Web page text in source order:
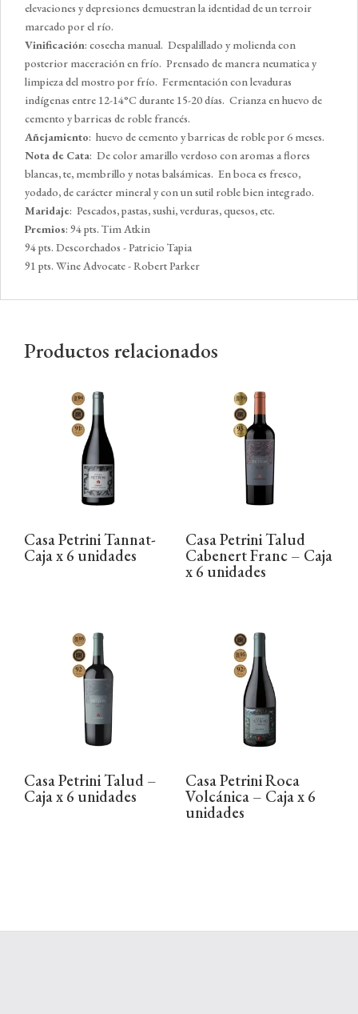
elevaciones y depresiones demuestran la identidad de un terroir
marcado por el río.
Vinificación: cosecha manual. Despalillado y molienda con
posterior maceración en frío. Prensado de manera neumatica y
limpieza del mostro por frío. Fermentación con levaduras
indígenas entre 12-14°C durante 15-20 días. Crianza en huevo de
cemento y barricas de roble francés.
Añejamiento: huevo de cemento y barricas de roble por 6 meses.
Nota de Cata: De color amarillo verdoso con aromas a flores
blancas, te, membrillo y notas balsámicas. En boca es fresco,
yodado, de carácter mineral y con un sutil roble bien integrado.
Maridaje: Pescados, pastas, sushi, verduras, quesos, etc.
Premios: 94 pts. Tim Atkin
94 pts. Descorchados - Patricio Tapia
91 pts. Wine Advocate - Robert Parker
Productos relacionados
Casa Petrini Tannat-
Caja x 6 unidades
Casa Petrini Talud
Cabenert Franc – Caja
x 6 unidades
Casa Petrini Talud –
Caja x 6 unidades
Casa Petrini Roca
Volcánica – Caja x 6
unidades